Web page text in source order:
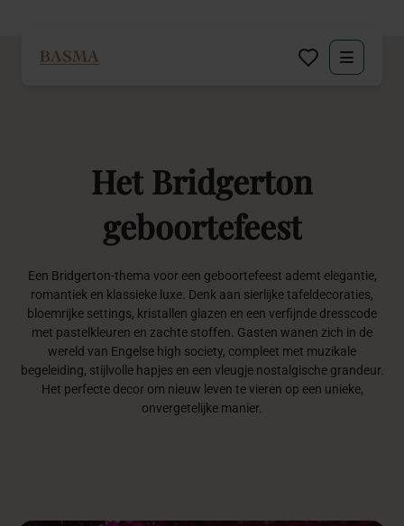
Decoratie huren
Inspiratie
Over BASMA
Contact
Het Bridgerton
geboortefeest
Een Bridgerton-thema voor een geboortefeest ademt elegantie,
romantiek en klassieke luxe. Denk aan sierlijke tafeldecoraties,
bloemrijke settings, kristallen glazen en een verfijnde dresscode
met pastelkleuren en zachte stoffen. Gasten wanen zich in de
wereld van Engelse high society, compleet met muzikale
begeleiding, stijlvolle hapjes en een vleugje nostalgische grandeur.
Het perfecte decor om nieuw leven te vieren op een unieke,
onvergetelijke manier.